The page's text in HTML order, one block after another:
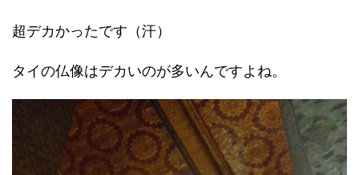
超デカかったです（汗）
タイの仏像はデカいのが多いんですよね。